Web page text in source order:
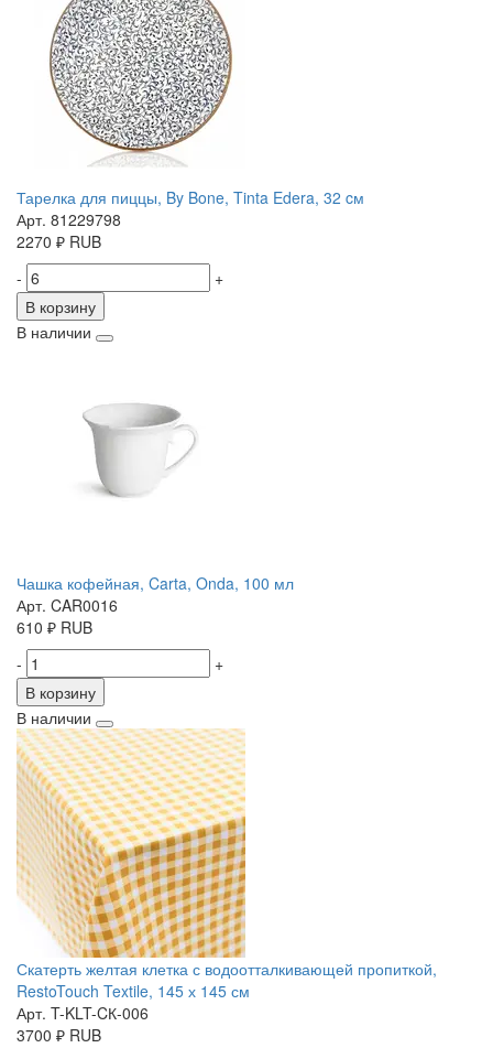
Тарелка для пиццы, By Bone, Tinta Edera, 32 cм
Арт. 81229798
2270 ₽ RUB
-
+
В корзину
В наличии
Чашка кофейная, Carta, Onda, 100 мл
Арт. CAR0016
610 ₽ RUB
-
+
В корзину
В наличии
Скатерть желтая клетка с водоотталкивающей пропиткой,
RestoTouch Textile, 145 х 145 см
Арт. T-KLT-CК-006
3700 ₽ RUB